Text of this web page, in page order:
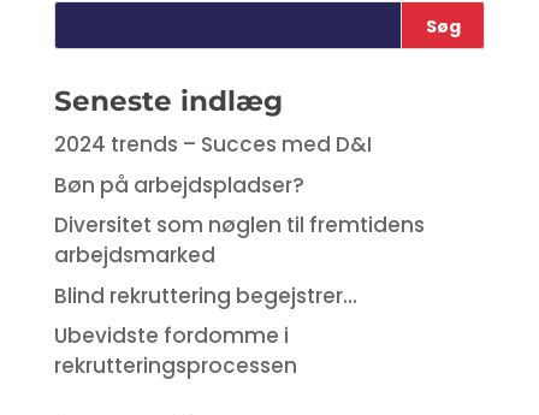
Seneste indlæg
2024 trends – Succes med D&I
Bøn på arbejdspladser?
Diversitet som nøglen til fremtidens
arbejdsmarked
Blind rekruttering begejstrer…
Ubevidste fordomme i
rekrutteringsprocessen